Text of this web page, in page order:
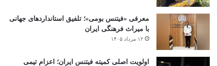
معرفی «فیتنس بومی»؛ تلفیق استانداردهای جهانی
با میراث فرهنگی ایران
۱۲ مرداد ۱۴۰۵
اولویت اصلی کمیته فیتنس ایران؛ اعزام تیمی